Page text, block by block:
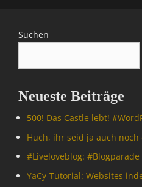
g
m
i
,
m
Suchen
Neueste Beiträge
500! Das Castle lebt!
Huch, ihr seid ja auch noch
#Livelove­blog:
YaCy-Tutorial: Websites